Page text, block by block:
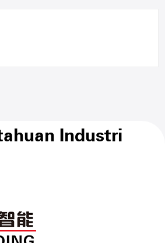
Industri